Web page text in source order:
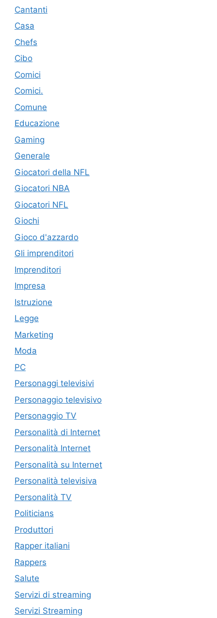
Cantanti
Casa
Chefs
Cibo
Comici
Comici.
Comune
Educazione
Gaming
Generale
Giocatori della NFL
Giocatori NBA
Giocatori NFL
Giochi
Gioco d'azzardo
Gli imprenditori
Imprenditori
Impresa
Istruzione
Legge
Marketing
Moda
PC
Personaggi televisivi
Personaggio televisivo
Personaggio TV
Personalità di Internet
Personalità Internet
Personalità su Internet
Personalità televisiva
Personalità TV
Politicians
Produttori
Rapper italiani
Rappers
Salute
Servizi di streaming
Servizi Streaming